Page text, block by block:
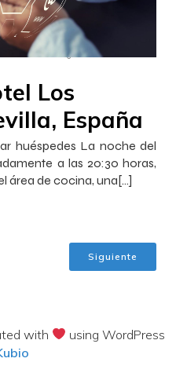
2022 – 16:03
Los
España
huéspedes La noche del
a las 20:30 horas,
área de cocina, una[…]
Siguiente
with
using WordPress